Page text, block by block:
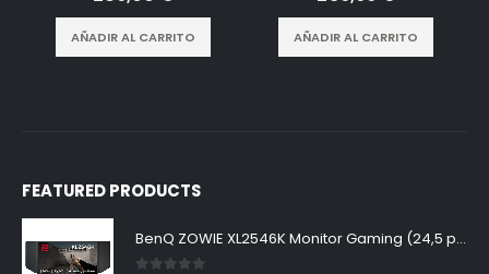
AÑADIR AL CARRITO AÑADIR AL CARRITO
FEATURED PRODUCTS
BenQ ZOWIE XL2546K Monitor Gaming (24,5 pulgadas, FHD 1080p, 240 Hz, 0.5ms, DyAc+, XL Setting to Share, S switch, Shielding Hood)